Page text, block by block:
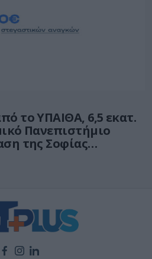
το ΥΠΑΙΘΑ, 6,5 εκατ.
Πανεπιστήμιο
της Σοφίας